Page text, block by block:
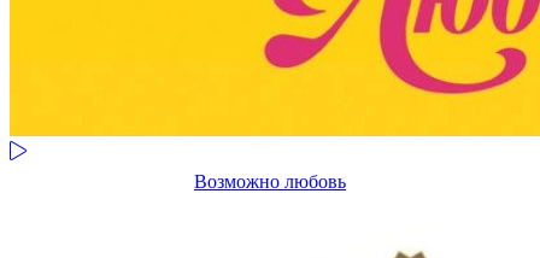
Возможно любовь